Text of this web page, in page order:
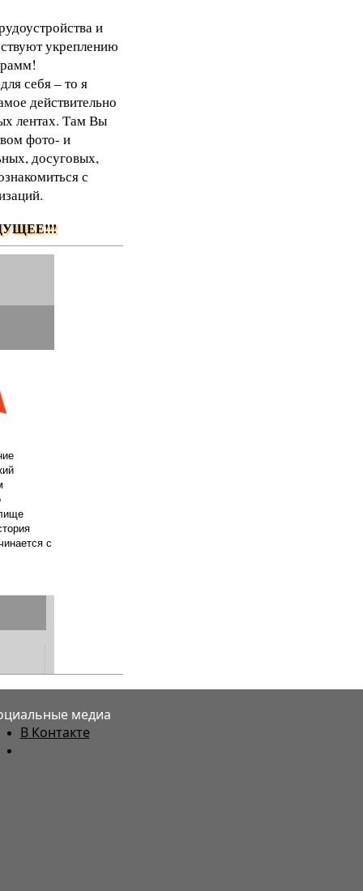
и
укреплению
себя – то я
действительно
лентах. Там Вы
фото- и
досуговых,
с
медиа
В Контакте